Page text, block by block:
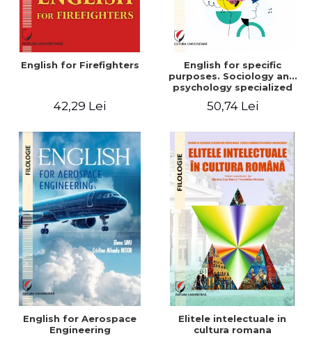
English for Firefighters
42,29 Lei
English for specific
purposes. Sociology and
psychology specialized
50,74 Lei
English for Aerospace
Engineering
Elitele intelectuale in
cultura romana